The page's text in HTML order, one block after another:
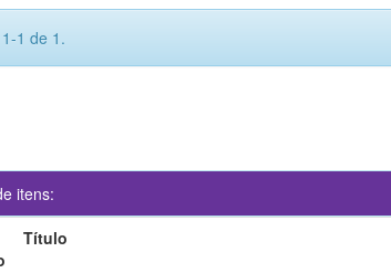
1 de 1.
itens:
Título